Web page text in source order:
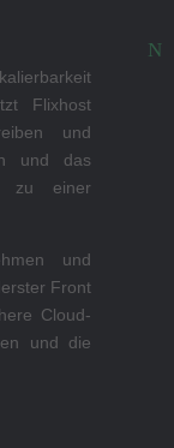
Flixhost
und
und das
zu einer
und
Front
Cloud-
und die